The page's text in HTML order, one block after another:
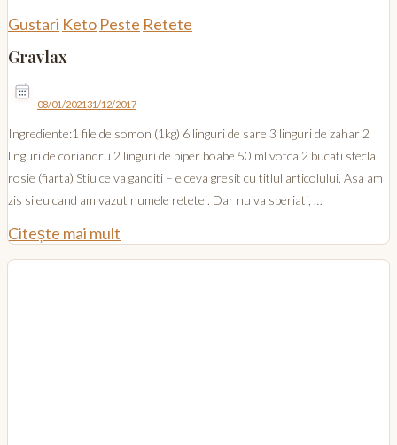
Gustari Keto Peste Retete
Gravlax
08/01/202131/12/2017
Ingrediente:1 file de somon (1kg) 6 linguri de sare 3 linguri de zahar 2
linguri de coriandru 2 linguri de piper boabe 50 ml votca 2 bucati sfecla
rosie (fiarta) Stiu ce va ganditi – e ceva gresit cu titlul articolului. Asa am
zis si eu cand am vazut numele retetei. Dar nu va speriati, …
Citește mai mult